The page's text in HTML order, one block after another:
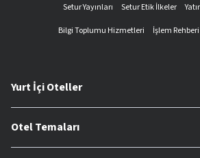
Setur Yayınları
Setur Etik İlkeler
Bilgi Toplumu Hizmetleri
İşlem Rehberi
Yurt İçi Oteller
Otel Temaları